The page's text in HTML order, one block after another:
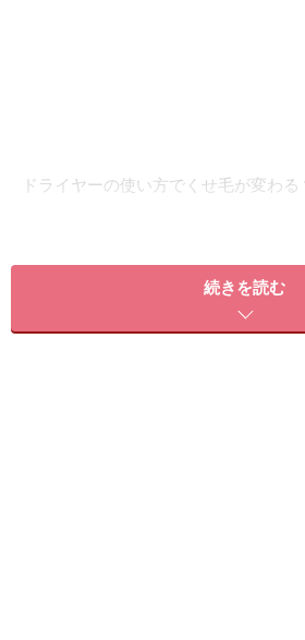
ドライヤーの使い方でくせ毛が変わる
ヤーの使い方を少し工夫するだけ
続きを読む